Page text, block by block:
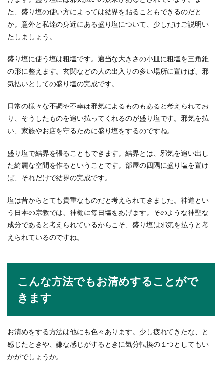
た、盛り塩の使い方によっては結界を貼ることもできるのだと
か。意外と私達の身近にある盛り塩について、少しだけご説明い
たしましょう。
盛り塩に使う塩は粗塩です。適当な大きさの小皿に粗塩を三角錐
の形に整えます。玄関などの人の出入りの多い場所に置けば、邪
気払いとしての盛り塩の完成です。
日常の様々な不調や不幸は邪気によるものもあると考えられてお
り、そうしたものを追い払ってくれるのが盛り塩です。邪気を払
い、家族やお店を守るために盛り塩をするのですね。
盛り塩で結界を張ることもできます。結界とは、邪気を追い出し
た綺麗な空間を作るということです。部屋の四隅に盛り塩を置け
ば、それだけで結界の完成です。
塩は昔からとても貴重なものだと考えられてきました。神道とい
う日本の宗教では、神棚に毎日塩をあげます。そのような神聖な
成分であると考えられているからこそ、盛り塩は邪気を払うと考
えられているのですね。
こんな方法でもお清めすることがで
きます
お清めをする方法は他にも色々あります。少し疲れてきたな、と
感じたときや、嫌な感じがするときに気分転換の１つとしてもい
かがでしょうか。